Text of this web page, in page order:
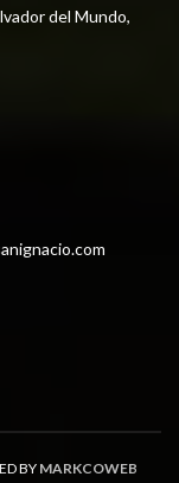
del Mundo,
BY MARKCOWEB